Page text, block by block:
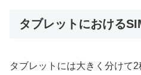
タブレットにおける
タブレットには大きく分けて2